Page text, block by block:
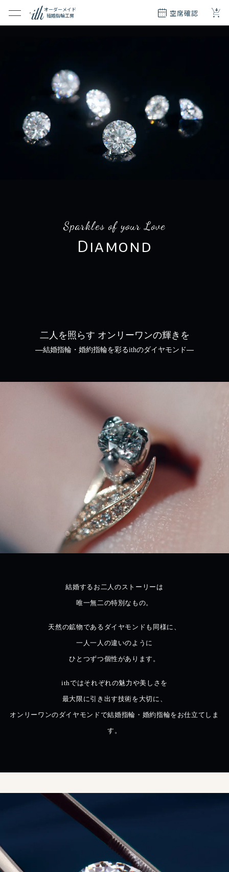
オーダーメイド
結婚指輪工房
空席確認 +
Diamond
Sparkles of your Love
結婚指輪・婚約指輪を彩るithのダイヤモンド
二人を照らす オンリーワンの輝きを
結婚するお二人のストーリーは
唯一無二の特別なもの。
天然の鉱物であるダイヤモンドも同様に、
一人一人の違いのように
ひとつずつ個性があります。
ithではそれぞれの魅力や美しさを
最大限に引き出す技術を大切に、
オンリーワンのダイヤモンドで結婚指輪・婚約指輪をお仕立てしま
す。